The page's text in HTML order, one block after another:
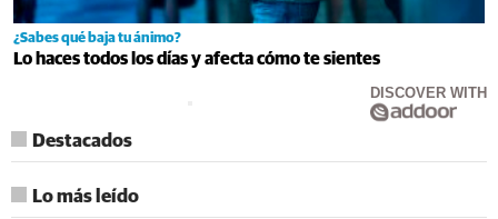
¿Sabes qué baja tu ánimo?
Lo haces todos los días y afecta cómo te sientes
DISCOVER WITH
Destacados
Lo más leído